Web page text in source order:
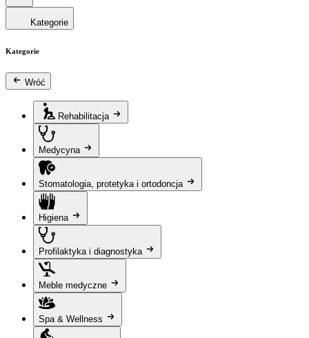
Kategorie
Kategorie
Wróć
Rehabilitacja
Medycyna
Stomatologia, protetyka i ortodoncja
Higiena
Profilaktyka i diagnostyka
Meble medyczne
Spa & Wellness